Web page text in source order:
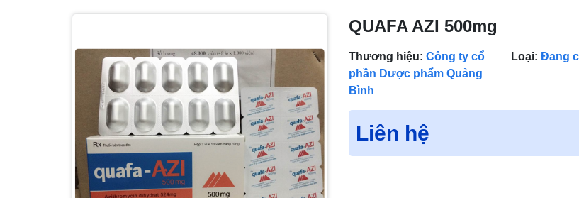
QUAFA AZI 500mg
Thương hiệu: Công ty cổ
phần Dược phẩm Quảng
Bình
Loại: Đang
Liên hệ